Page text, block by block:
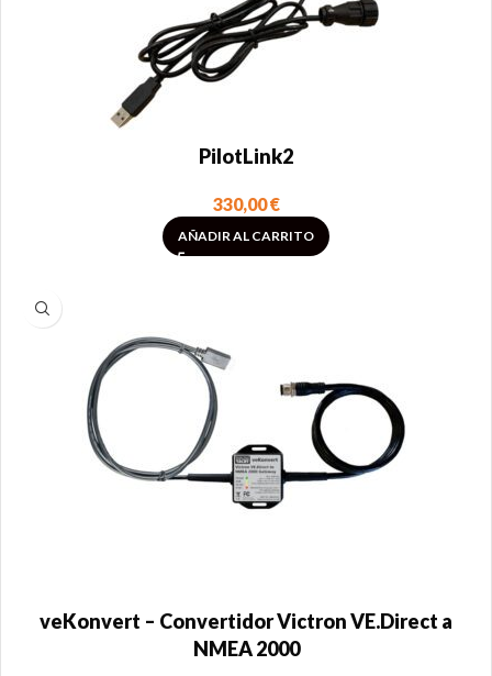
PilotLink2
330,00€
AÑADIR AL CARRITO
veKonvert – Convertidor Victron VE.Direct a
NMEA 2000